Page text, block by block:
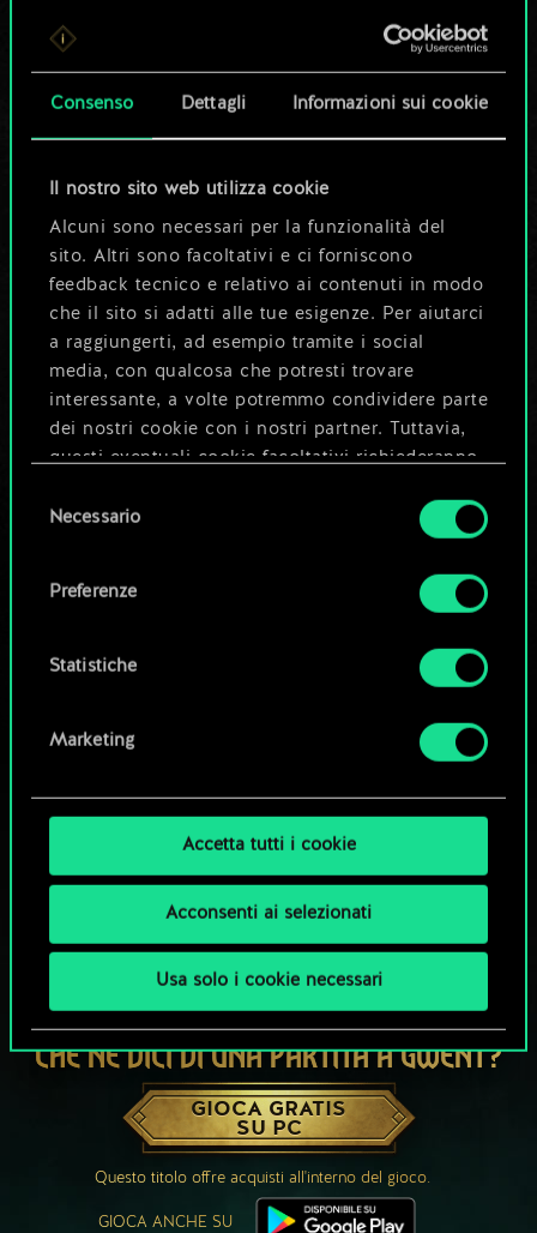
Consenso Dettagli Informazioni sui cookie
Il nostro sito web utilizza cookie
Alcuni sono necessari per la funzionalità del
sito. Altri sono facoltativi e ci forniscono
feedback tecnico e relativo ai contenuti in modo
che il sito si adatti alle tue esigenze. Per aiutarci
a raggiungerti, ad esempio tramite i social
media, con qualcosa che potresti trovare
interessante, a volte potremmo condividere parte
dei nostri cookie con i nostri partner. Tuttavia,
questi eventuali cookie facoltativi richiederanno
Tutti i dettagli su come utilizziamo i cookie e su
disponibili nel menu "Impostazioni" qui sotto.
delNecessario
Preferenze
Statistiche
Marketing
Accetta tutti i cookie
Acconsenti ai selezionati
Usa solo i cookie necessari
Per ora, è solo un
set di carte
condiviso.
Ma può diventare
molto altro!
Dai un nome al mazzo e crea una
guida
Modifica mazzo
Esplora i mazzi della community
CHE NE DICI DI UNA PARTITA A GWENT?
GIOCA GRATIS
SU PC
Questo titolo offre acquisti all'interno del gioco.
GIOCA ANCHE SU